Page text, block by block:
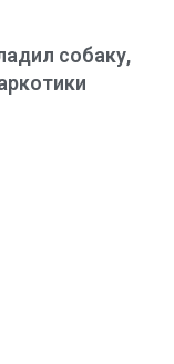
собаку,